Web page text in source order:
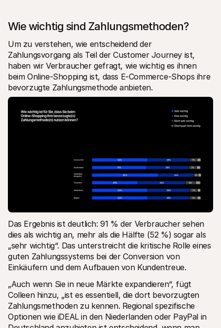
Wie wichtig sind Zahlungsmethoden?
Um zu verstehen, wie entscheidend der
Zahlungsvorgang als Teil der Customer Journey ist,
haben wir Verbraucher gefragt, wie wichtig es ihnen
beim Online-Shopping ist, dass E-Commerce-Shops ihre
bevorzugte Zahlungsmethode anbieten.
Das Ergebnis ist deutlich: 91 % der Verbraucher sehen
dies als wichtig an, mehr als die Hälfte (52 %) sogar als
„sehr wichtig“. Das unterstreicht die kritische Rolle eines
guten Zahlungssystems bei der Conversion von
Einkäufern und dem Aufbauen von Kundentreue.
„Auch wenn Sie in neue Märkte expandieren“, fügt
Colleen hinzu, „ist es essentiell, die dort bevorzugten
Zahlungsmethoden zu kennen. Regional spezifische
Optionen wie iDEAL in den Niederlanden oder PayPal in